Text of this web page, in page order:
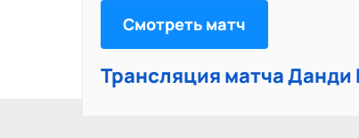
Смотреть матч
Трансляция матча